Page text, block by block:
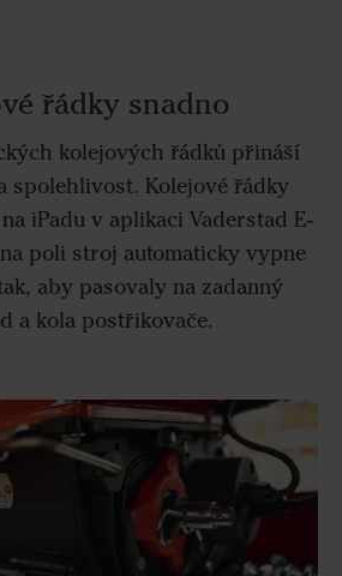
řádky snadno
kolejových řádků přináší
spolehlivost. Kolejové řádky
iPadu v aplikaci Vaderstad E-
poli stroj automaticky vypne
aby pasovaly na zadanný
a kola postřikovače.